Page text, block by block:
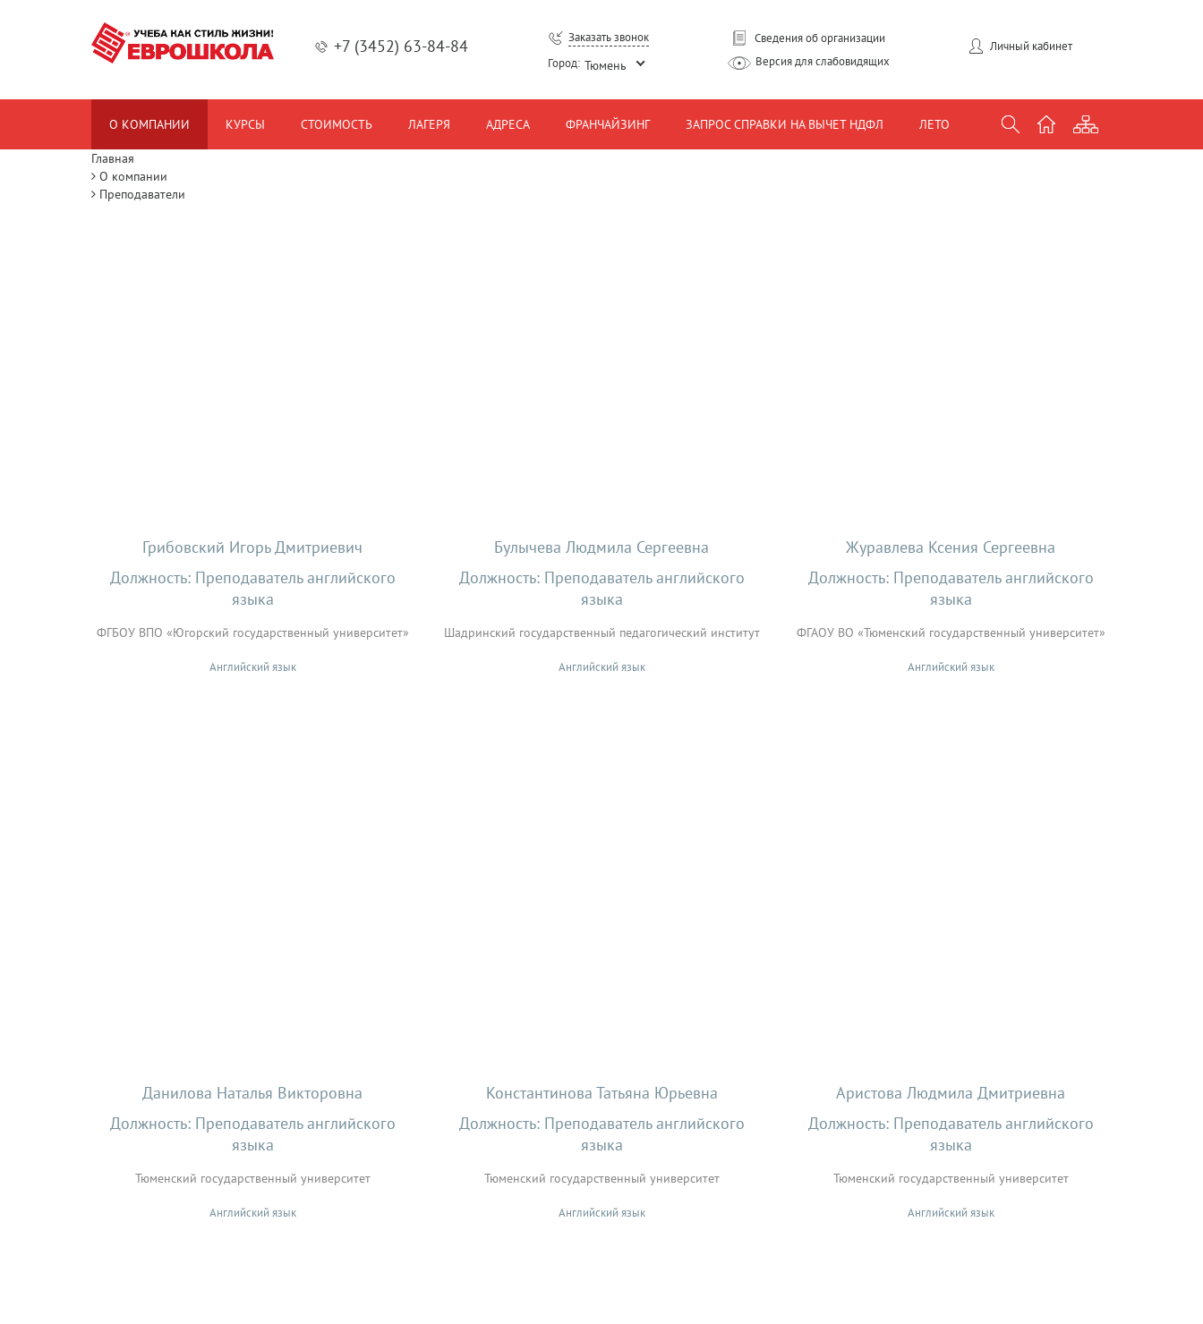
+7 (3452) 63-84-84
Заказать звонок
Город: Тюмень
Сведения об организации
Версия для слабовидящих
Личный кабинет
О КОМПАНИИ КУРСЫ СТОИМОСТЬ ЛАГЕРЯ АДРЕСА ФРАНЧАЙЗИНГ ЗАПРОС СПРАВКИ НА ВЫЧЕТ НДФЛ ЛЕТО
Главная
О компании
Преподаватели
Грибовский Игорь Дмитриевич
Должность: Преподаватель английского
языка
ФГБОУ ВПО «Югорский государственный университет»
Английский язык
Булычева Людмила Сергеевна
Должность: Преподаватель английского
языка
Шадринский государственный педагогический институт
Английский язык
Журавлева Ксения Сергеевна
Должность: Преподаватель английского
языка
ФГАОУ ВО «Тюменский государственный университет»
Английский язык
Данилова Наталья Викторовна
Должность: Преподаватель английского
языка
Тюменский государственный университет
Английский язык
Константинова Татьяна Юрьевна
Должность: Преподаватель английского
языка
Тюменский государственный университет
Английский язык
Аристова Людмила Дмитриевна
Должность: Преподаватель английского
языка
Тюменский государственный университет
Английский язык